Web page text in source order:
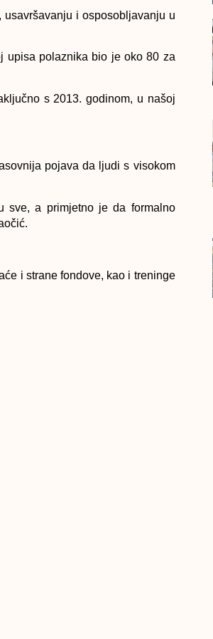
i osposobljavanju u
upisa polaznika bio je oko 80 za
s 2013. godinom, u našoj
pojava da ljudi s visokom
sve, a primjetno je da formalno
i strane fondove, kao i treninge